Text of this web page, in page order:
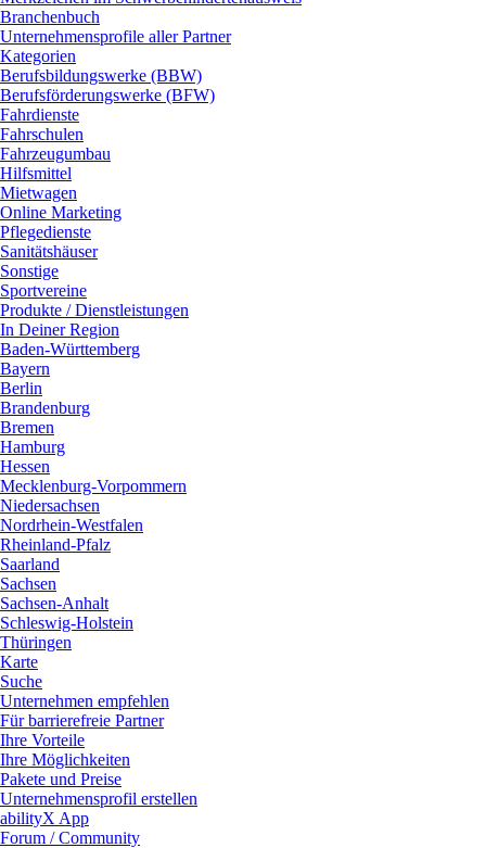
Branchenbuch
Unternehmensprofile aller Partner
Kategorien
Berufsbildungswerke (BBW)
Berufsförderungswerke (BFW)
Fahrdienste
Fahrschulen
Fahrzeugumbau
Hilfsmittel
Mietwagen
Online Marketing
Pflegedienste
Sanitätshäuser
Sonstige
Sportvereine
Produkte / Dienstleistungen
In Deiner Region
Baden-Württemberg
Bayern
Berlin
Brandenburg
Bremen
Hamburg
Hessen
Mecklenburg-Vorpommern
Niedersachsen
Nordrhein-Westfalen
Rheinland-Pfalz
Saarland
Sachsen
Sachsen-Anhalt
Schleswig-Holstein
Thüringen
Karte
Suche
Unternehmen empfehlen
Für barrierefreie Partner
Ihre Vorteile
Ihre Möglichkeiten
Pakete und Preise
Unternehmensprofil erstellen
abilityX App
Forum / Community